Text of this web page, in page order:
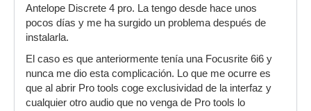
Antelope Discrete 4 pro. La tengo desde hace unos
pocos días y me ha surgido un problema después de
instalarla.
El caso es que anteriormente tenía una Focusrite 6i6 y
nunca me dio esta complicación. Lo que me ocurre es
que al abrir Pro tools coge exclusividad de la interfaz y
cualquier otro audio que no venga de Pro tools lo